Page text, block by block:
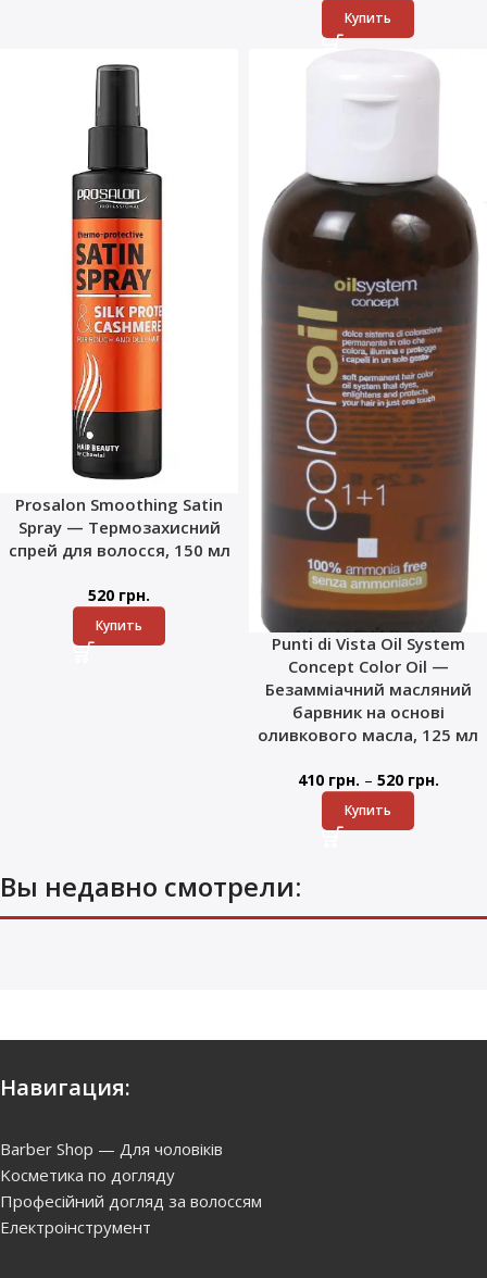
Купить
Prosalon Smoothing Satin
Spray — Термозахисний
спрей для волосся, 150 мл
520 грн.
Купить
Punti di Vista Oil System
Concept Color Oil —
Безамміачний масляний
барвник на основі
оливкового масла, 125 мл
410 грн. – 520 грн.
Купить
Вы недавно смотрели:
Навигация:
Barber Shop — Для чоловіків
Kосметика по догляду
Професійний догляд за волоссям
Електроінструмент